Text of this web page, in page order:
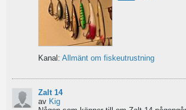
Kanal: Allmänt om fiskeutrustning
Zalt 14
av Kig